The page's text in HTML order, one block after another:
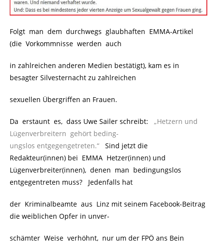
Folgt man dem durchwegs glaubhaften EMMA-Artikel
(die Vorkommnisse werden auch
in zahlreichen anderen Medien bestätigt), kam es in
besagter Silvesternacht zu zahlreichen
sexuellen Übergriffen an Frauen.
Da erstaunt es, dass Uwe Sailer schreibt:
„Hetzern und
Lügenverbreitern gehört beding-
ungslos entgegengetreten.“
Sind jetzt die
Redakteur(innen) bei EMMA Hetzer(innen) und
Lügenverbreiter(innen), denen man bedingungslos
entgegentreten muss? Jedenfalls hat
der Kriminalbeamte aus Linz mit seinem Facebook-Beitrag
die weiblichen Opfer in unver-
schämter Weise verhöhnt, nur um der FPÖ ans Bein